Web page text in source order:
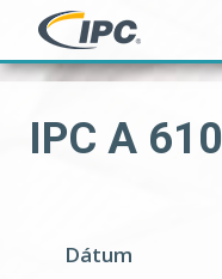
IPC A 610
Dátum